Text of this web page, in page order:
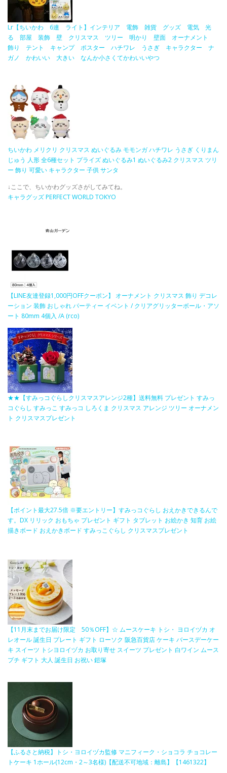
Lr【ちいかわ 6連 ライト】インテリア 電飾 雑貨 グッズ 電気 光
る 部屋 装飾 壁 クリスマス ツリー 明かり 壁面 オーナメント
飾り テント キャンプ ポスター ハチワレ うさぎ キャラクター ナ
ガノ かわいい 大きい なんか小さくてかわいいやつ
ちいかわ メリクリ クリスマス ぬいぐるみ モモンガ ハチワレ うさぎ くりまん
じゅう 人形 全6種セット プライズ ぬいぐるみ1 ぬいぐるみ2 クリスマス ツリ
ー 飾り 可愛い キャラクター 子供 サンタ
↓ここで、ちいかわグッズさがしてみてね。
キャラグッズ PERFECT WORLD TOKYO
【LINE友達登録1,000円OFFクーポン】 オーナメント クリスマス 飾り デコレ
ーション 装飾 おしゃれ パーティー イベント / クリアグリッターボール・アソ
ート 80mm 4個入 /A (rco)
★★【すみっコぐらしクリスマスアレンジ2種】送料無料 プレゼント すみっ
コぐらし すみっこ すみっコ しろくま クリスマス アレンジ ツリー オーナメン
ト クリスマスプレゼント
【ポイント最大27.5倍 ※要エントリー】すみっコぐらし おえかきできるんで
す。DX リリック おもちゃ プレゼント ギフト タブレット お絵かき 知育 お絵
描きボード おえかきボード すみっこぐらし クリスマスプレゼント
【11月末までお届け限定 50％OFF】☆ ムースケーキ トシ・ ヨロイヅカ オ
レオール 誕生日 プレート ギフト ローソク 阪急百貨店 ケーキ バースデーケー
キ スイーツ トシヨロイヅカ お取り寄せ スイーツ プレゼント 白ワイン ムース
プチ ギフト 大人 誕生日 お祝い 鎧塚
【ふるさと納税】トシ・ヨロイヅカ監修 マニフィーク・ショコラ チョコレー
トケーキ 1ホール(12cm・2～3名様)【配送不可地域：離島】【1461322】